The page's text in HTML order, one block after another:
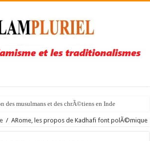
des musulmans et des chrÃ©tiens en Inde
/ ARome, les propos de Kadhafi font polÃ©mique